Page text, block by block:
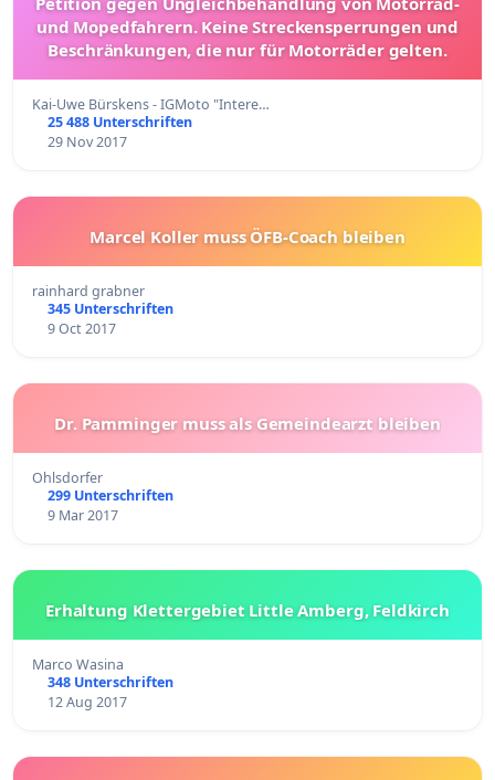
und Mopedfahrern. Keine Streckensperrungen und
Beschränkungen, die nur für Motorräder gelten.
Kai-Uwe Bürskens - IGMoto "Intere…
25 488 Unterschriften
29 Nov 2017
Marcel Koller muss ÖFB-Coach bleiben
rainhard grabner
345 Unterschriften
9 Oct 2017
Dr. Pamminger muss als Gemeindearzt bleiben
Ohlsdorfer
299 Unterschriften
9 Mar 2017
Erhaltung Klettergebiet Little Amberg, Feldkirch
Marco Wasina
348 Unterschriften
12 Aug 2017